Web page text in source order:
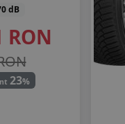
dB
RON
23%